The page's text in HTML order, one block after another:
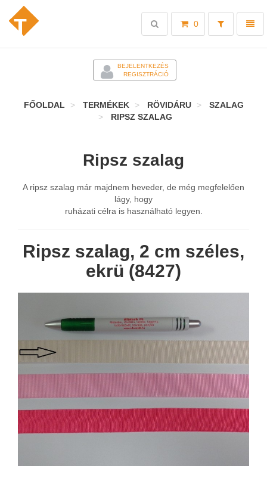
Toggle
0
Toggle
search
BEJELENTKEZÉS
REGISZTRÁCIÓ
FŐOLDAL TERMÉKEK RÖVIDÁRU
SZALAG
RIPSZ SZALAG
Ripsz szalag
A ripsz szalag már majdnem heveder, de még megfelelően
lágy, hogy
ruházati célra is használható legyen.
Ripsz szalag, 2 cm széles,
ekrü (8427)